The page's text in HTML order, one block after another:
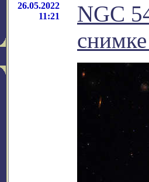
26.05.2022
11:21
NGC